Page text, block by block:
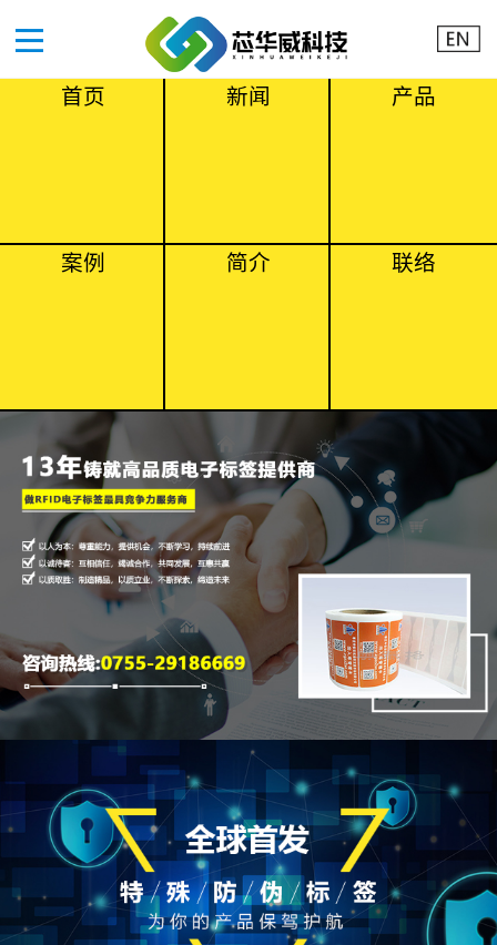
首页 新闻 产品
案例 简介 联络